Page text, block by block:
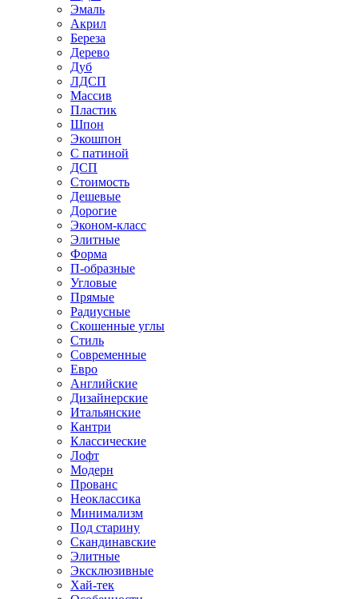
Эмаль
Акрил
Береза
Дерево
Дуб
ЛДСП
Массив
Пластик
Шпон
Экошпон
С патиной
ДСП
Стоимость
Дешевые
Дорогие
Эконом-класс
Элитные
Форма
П-образные
Угловые
Прямые
Радиусные
Скошенные углы
Стиль
Современные
Евро
Английские
Дизайнерские
Итальянские
Кантри
Классические
Лофт
Модерн
Прованс
Неоклассика
Минимализм
Под старину
Скандинавские
Элитные
Эксклюзивные
Хай-тек